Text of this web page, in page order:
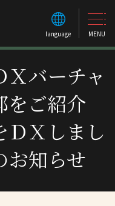
language MENU
バーチャ
をご紹介
ＤＸしまし
お知らせ